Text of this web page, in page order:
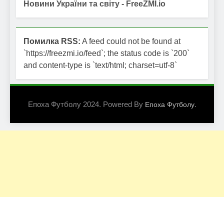
Новини України та світу - FreeZMI.io
Помилка RSS: A feed could not be found at
`https://freezmi.io/feed`; the status code is `200`
and content-type is `text/html; charset=utf-8`
Епоха Футболу 2024. Powered By Епоха Футболу.